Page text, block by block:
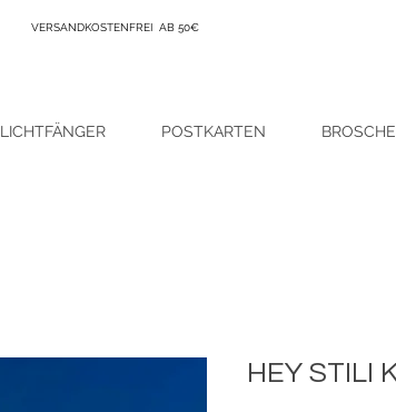
VERSANDKOSTENFREI AB 50€
LICHTFÄNGER POSTKARTEN
HEY STILI